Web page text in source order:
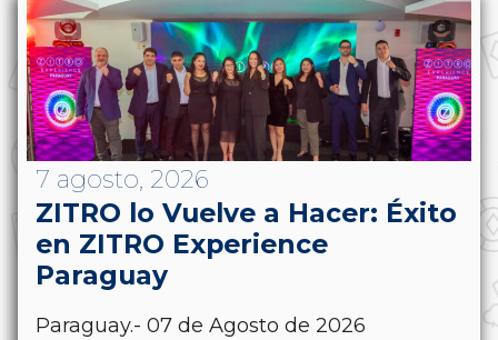
7 agosto, 2026
ZITRO lo Vuelve a Hacer: Éxito
en ZITRO Experience
Paraguay
Paraguay.- 07 de Agosto de 2026